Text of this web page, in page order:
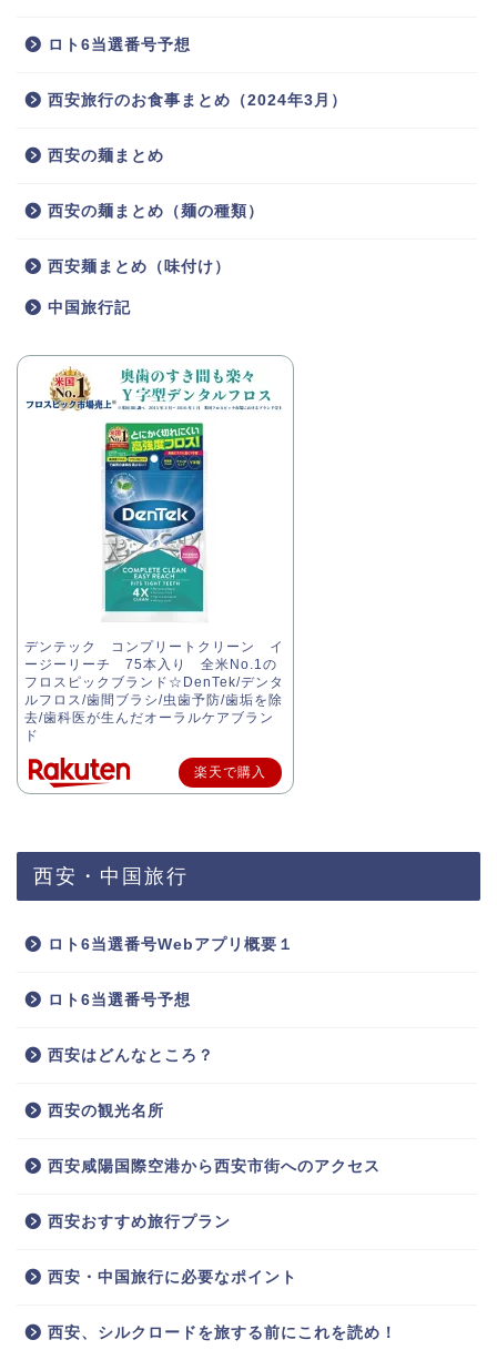
ロト6当選番号予想
西安旅行のお食事まとめ（2024年3月）
西安の麺まとめ
西安の麺まとめ（麺の種類）
西安麺まとめ（味付け）
中国旅行記
デンテック コンプリートクリーン イ
ージーリーチ 75本入り 全米No.1の
フロスピックブランド☆DenTek/デンタ
ルフロス/歯間ブラシ/虫歯予防/歯垢を除
去/歯科医が生んだオーラルケアブラン
ド
楽天で購入
西安・中国旅行
ロト6当選番号Webアプリ概要１
ロト6当選番号予想
西安はどんなところ？
西安の観光名所
西安咸陽国際空港から西安市街へのアクセス
西安おすすめ旅行プラン
西安・中国旅行に必要なポイント
西安、シルクロードを旅する前にこれを読め！